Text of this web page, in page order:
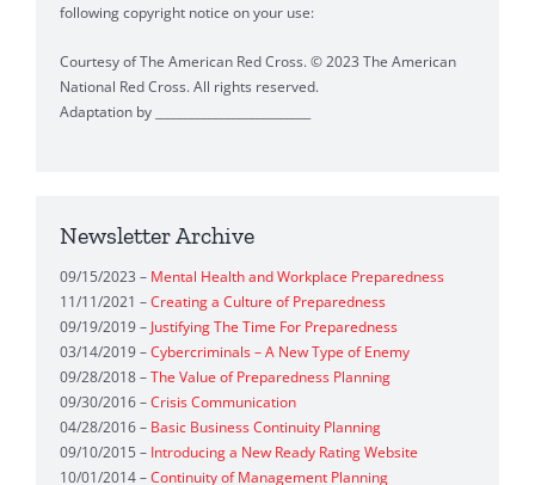
following copyright notice on your use:
Courtesy of The American Red Cross. © 2023 The American
National Red Cross. All rights reserved.
Adaptation by __________________________
Newsletter Archive
09/15/2023 – Mental Health and Workplace Preparedness
11/11/2021 –Creating a Culture of Preparedness
09/19/2019 – Justifying The Time For Preparedness
03/14/2019 –Cybercriminals – A New Type of Enemy
09/28/2018 –The Value of Preparedness Planning
09/30/2016 –Crisis Communication
04/28/2016 – Basic Business Continuity Planning
09/10/2015 – Introducing a New Ready Rating Website
10/01/2014 –Continuity of Management Planning